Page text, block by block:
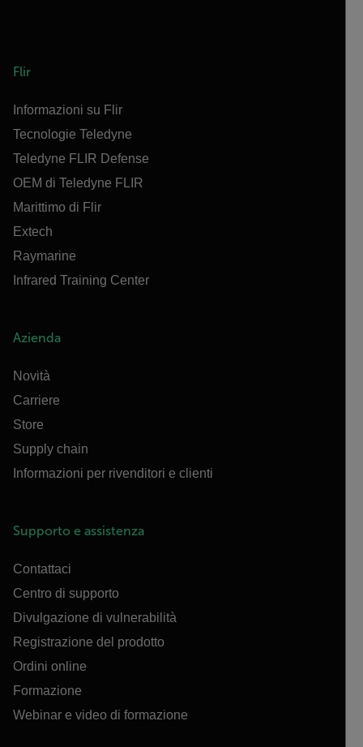
Flir
Informazioni su Flir
Tecnologie Teledyne
Teledyne FLIR Defense
OEM di Teledyne FLIR
Marittimo di Flir
Extech
Raymarine
Infrared Training Center
Azienda
Novità
Carriere
Store
Supply chain
Informazioni per rivenditori e clienti
Supporto e assistenza
Contattaci
Centro di supporto
Divulgazione di vulnerabilità
Registrazione del prodotto
Ordini online
Formazione
Webinar e video di formazione